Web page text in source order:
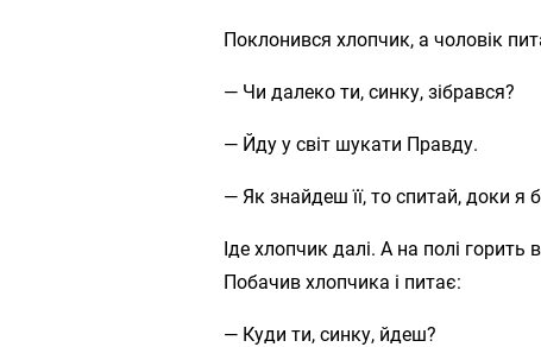
Поклонився хлопчик, а чоловік
— Чи далеко ти, синку, зібрався?
— Йду у світ шукати Правду.
— Як знайдеш її, то спитай, доки я
Іде хлопчик далі. А на полі горить
Побачив хлопчика і питає:
— Куди ти, синку, йдеш?